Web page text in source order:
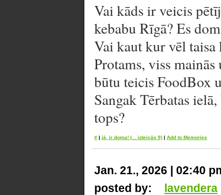
Vai kāds ir veicis
kebabu Rīgā? Es
Vai kaut kur vēl taisa
Protams, viss
būtu teicis FoodBox
Sangak Tērbatas
tops?
# | jā, ir doma! (... izteicās 9) | Add to Memories
Jan. 21., 2026 | 02:40
posted by:
lavendera